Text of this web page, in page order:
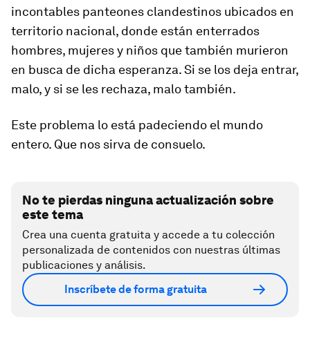
incontables panteones clandestinos ubicados en
territorio nacional, donde están enterrados
hombres, mujeres y niños que también murieron
en busca de dicha esperanza. Si se los deja entrar,
malo, y si se les rechaza, malo también.
Este problema lo está padeciendo el mundo
entero. Que nos sirva de consuelo.
No te pierdas ninguna actualización sobre
este tema
Crea una cuenta gratuita y accede a tu colección
personalizada de contenidos con nuestras últimas
publicaciones y análisis.
Inscríbete de forma gratuita